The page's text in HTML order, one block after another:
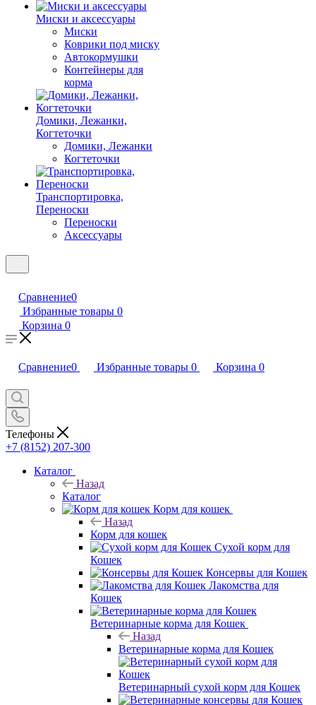
Миски и аксессуары
Миски
Коврики под миску
Автокормушки
Контейнеры для
корма
Домики, Лежанки,
Когтеточки
Домики, Лежанки
Когтеточки
Транспортировка,
Переноски
Переноски
Аксессуары
Сравнение0
Избранные товары 0
Корзина 0
Сравнение0 Избранные товары 0 Корзина 0
Телефоны
+7 (8152) 207-300
Каталог
Назад
Каталог
Корм для кошек
Назад
Корм для кошек
Сухой корм для
Кошек
Консервы для Кошек
Лакомства для
Кошек
Ветеринарные корма для Кошек
Назад
Ветеринарные корма для Кошек
Ветеринарный сухой корм для Кошек